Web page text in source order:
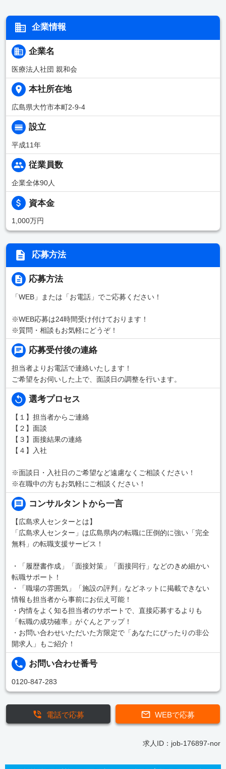
企業情報
企業名
医療法人社団 親和会
本社所在地
広島県大竹市本町2-9-4
設立
平成11年
従業員数
企業全体90人
資本金
1,000万円
応募方法
応募方法
「WEB」または「お電話」でご応募ください！
※WEB応募は24時間受け付けております！
※質問・相談もお気軽にどうぞ！
応募受付後の連絡
担当者よりお電話で連絡いたします！
ご希望をお伺いした上で、面談日の調整を行います。
選考プロセス
【１】担当者からご連絡
【２】面談
【３】面接結果の連絡
【４】入社
※面談日・入社日のご希望など遠慮なくご相談ください！
※在職中の方もお気軽にご相談ください！
コンサルタントから一言
【広島求人センターとは】
「広島求人センター」は広島県内の転職に圧倒的に強い「完全
無料」の転職支援サービス！
・「履歴書作成」「面接対策」「面接同行」などのきめ細かい
転職サポート！
・「職場の雰囲気」「施設の評判」などネットに掲載できない
情報も担当者から事前にお伝え可能！
・内情をよく知る担当者のサポートで、直接応募するよりも
「転職の成功確率」がぐんとアップ！
・お問い合わせいただいた方限定で「あなたにぴったりの非公
開求人」もご紹介！
お問い合わせ番号
0120-847-283
WEBで応募
電話で応募
求人ID：job-176897-nor